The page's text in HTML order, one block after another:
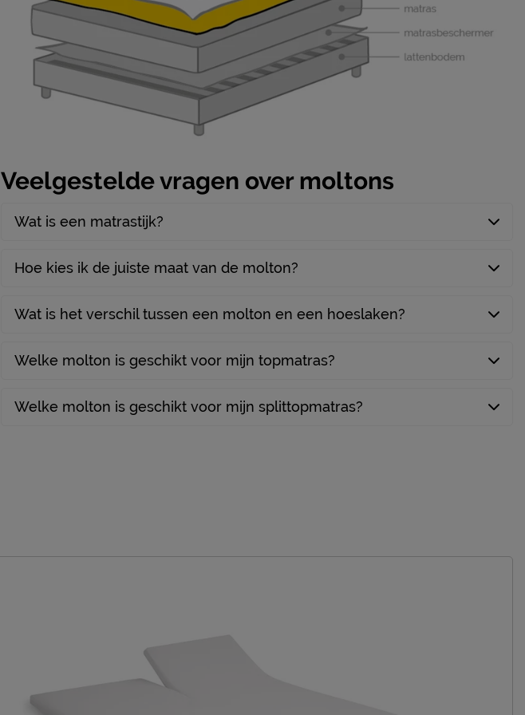
Veelgestelde vragen over moltons
Wat is een matrastijk?
Hoe kies ik de juiste maat van de molton?
Wat is het verschil tussen een molton en een hoeslaken?
Welke molton is geschikt voor mijn topmatras?
Welke molton is geschikt voor mijn splittopmatras?